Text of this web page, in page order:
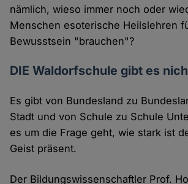
nämlich, wieso immer noch oder
Menschen esoterische Heilslehren
Bewusstsein "brauchen"?
DIE Waldorfschule gibt es
Es gibt von Bundesland zu
Stadt und von Schule zu Schule
es um die Frage geht, wie stark ist
Geist präsent.
Der Bildungswissenschaftler Prof.